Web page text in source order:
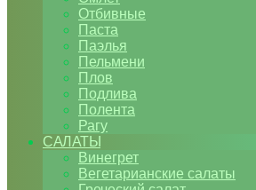
Отбивные
Паста
Паэлья
Пельмени
Плов
Подлива
Полента
Рагу
САЛАТЫ
Винегрет
Вегетарианские салаты